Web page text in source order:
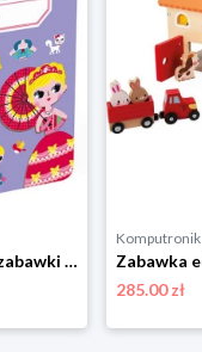
Zabawka edukacyjna,zabawki magnetyczne Janod Magnetibook Księżniczki
Komputronik
285.00 zł